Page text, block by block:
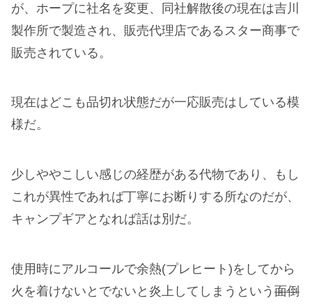
が、ホープに社名を変更、同社解散後の現在は吉川
製作所で製造され、販売代理店であるスター商事で
販売されている。
現在はどこも品切れ状態だが一応販売はしている模
様だ。
少しややこしい感じの経歴がある代物であり、もし
これが異性であれば丁寧にお断りする所なのだが、
キャンプギアとなれば話は別だ。
使用時にアルコールで余熱(プレヒート)をしてから
火を着けないとでないと炎上してしまうという 面倒